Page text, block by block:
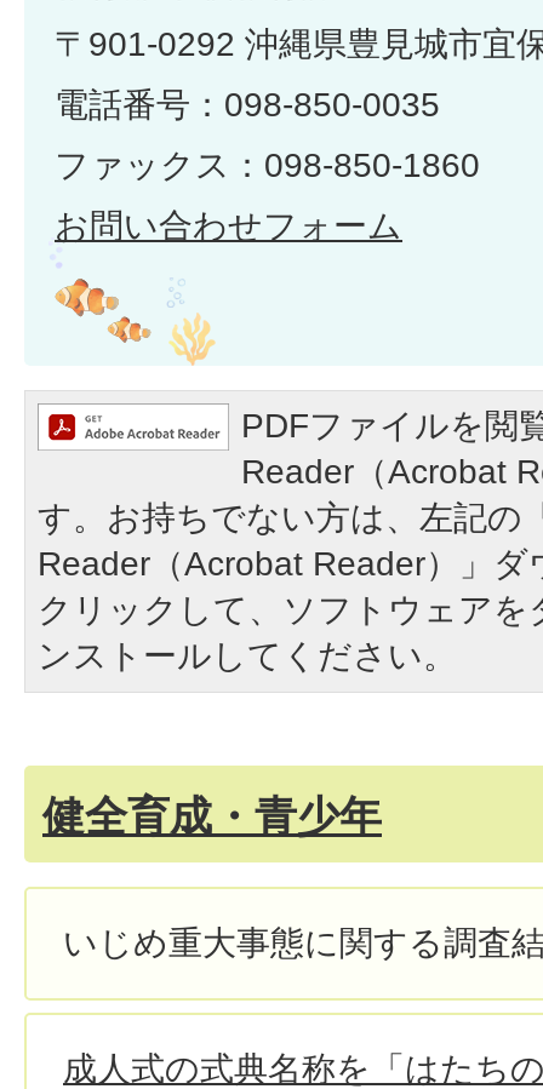
〒901-0292 沖縄県豊見城市宜
電話番号：098-850-0035
ファックス：098-850-1860
お問い合わせフォーム
PDFファイルを閲
Reader（Acrobat
す。お持ちでない方は、左記の
Reader（Acrobat Reader）」
クリックして、ソフトウェア
ンストールしてください。
健全育成・青少年
いじめ重大事態に関する調査
成人式の式典名称を「はたち